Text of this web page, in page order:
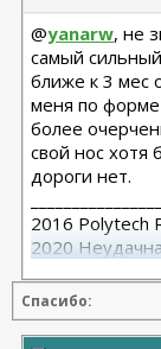
@yanarw, не
самый
ближе к 3 мес
меня по форме
более
свой нос хотя
дороги нет.
2016 Polytech
2020
Спасибо: